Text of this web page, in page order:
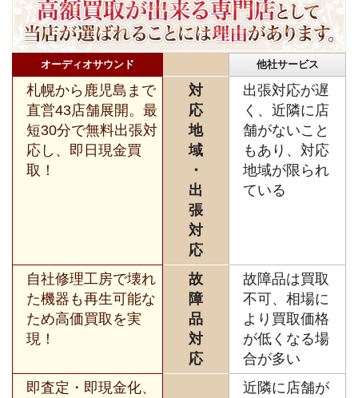
オーディオサウンド 他社サービス
札幌から鹿児島まで
直営43店舗展開。最
短30分で無料出張対
応し、即日現金買
取！
対
応
地
域
・
出
張
対
応
出張対応が遅
く、近隣に店
舗がないこと
もあり、対応
地域が限られ
ている
自社修理工房で壊れ
た機器も再生可能な
ため高価買取を実
現！
故
障
品
対
応
故障品は買取
不可、相場に
より買取価格
が低くなる場
合が多い
即査定・即現金化、
近隣に店舗が